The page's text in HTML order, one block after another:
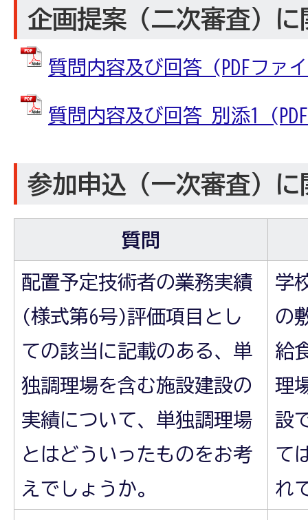
企画提案（二次審査）
質問内容及び回答 (PDFファ
質問内容及び回答_別添1
参加申込（一次審査）
質問
配置予定技術者の業務実績
(様式第6号)評価項目とし
ての該当に記載のある、単
独調理場を含む施設建設の
実績について、単独調理場
とはどういったものをお考
えでしょうか。
学
の
給
理
設
て
れ